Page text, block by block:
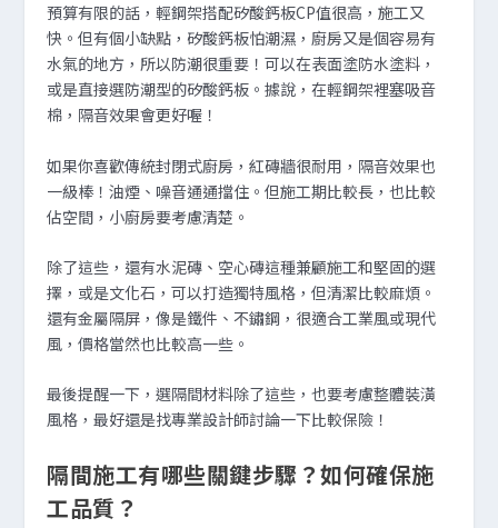
預算有限的話，輕鋼架搭配矽酸鈣板CP值很高，施工又
快。但有個小缺點，矽酸鈣板怕潮濕，廚房又是個容易有
水氣的地方，所以防潮很重要！可以在表面塗防水塗料，
或是直接選防潮型的矽酸鈣板。據說，在輕鋼架裡塞吸音
棉，隔音效果會更好喔！
如果你喜歡傳統封閉式廚房，紅磚牆很耐用，隔音效果也
一級棒！油煙、噪音通通擋住。但施工期比較長，也比較
佔空間，小廚房要考慮清楚。
除了這些，還有水泥磚、空心磚這種兼顧施工和堅固的選
擇，或是文化石，可以打造獨特風格，但清潔比較麻煩。
還有金屬隔屏，像是鐵件、不鏽鋼，很適合工業風或現代
風，價格當然也比較高一些。
最後提醒一下，選隔間材料除了這些，也要考慮整體裝潢
風格，最好還是找專業設計師討論一下比較保險！
隔間施工有哪些關鍵步驟？如何確保施
工品質？